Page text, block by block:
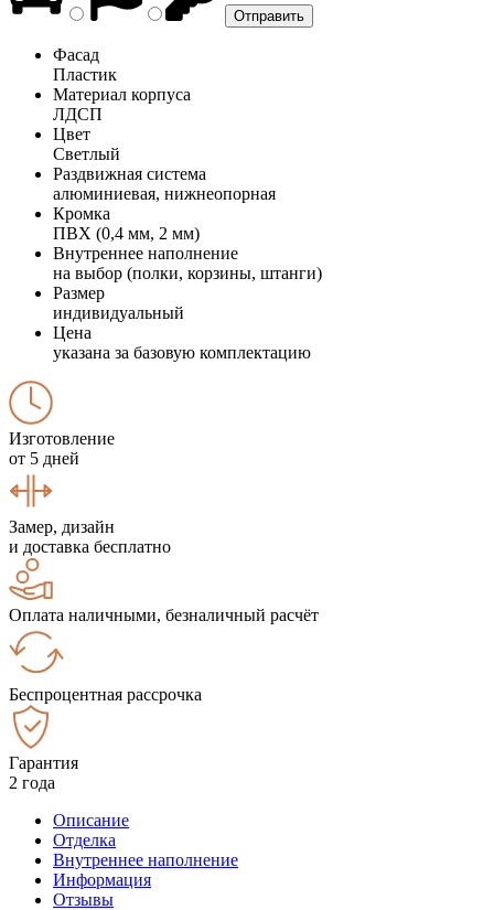
Фасад
Пластик
Материал корпуса
ЛДСП
Цвет
Светлый
Раздвижная система
алюминиевая, нижнеопорная
Кромка
ПВХ (0,4 мм, 2 мм)
Внутреннее наполнение
на выбор (полки, корзины, штанги)
Размер
индивидуальный
Цена
указана за базовую комплектацию
Изготовление
от 5 дней
Замер, дизайн
и доставка бесплатно
Оплата наличными, безналичный расчёт
Беспроцентная рассрочка
Гарантия
2 года
Описание
Отделка
Внутреннее наполнение
Информация
Отзывы